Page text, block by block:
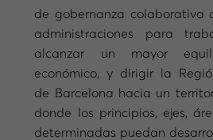
de gobernanza colaborativa
administraciones para
alcanzar un mayor
económico, y dirigir la
de Barcelona hacia un
donde los principios, ejes,
determinadas puedan